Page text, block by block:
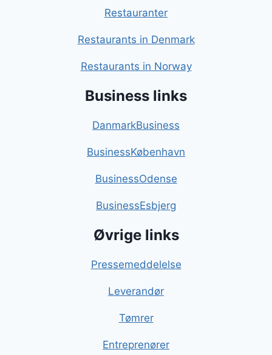
Restauranter
Restaurants in Denmark
Restaurants in Norway
Business links
DanmarkBusiness
BusinessKøbenhavn
BusinessOdense
BusinessEsbjerg
Øvrige links
Pressemeddelelse
Leverandør
Tømrer
Entreprenører